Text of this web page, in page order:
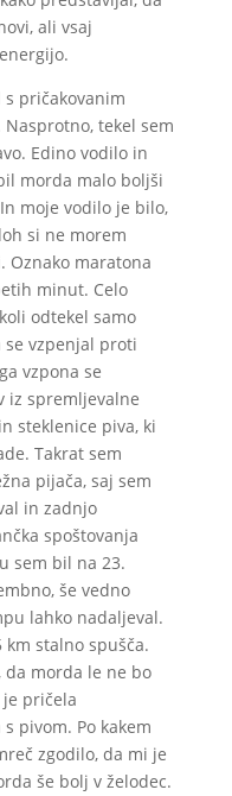
ali vsaj
pričakovanim
tekel sem
Edino vodilo in
morda malo boljši
moje vodilo je bilo,
si ne morem
Oznako maratona
minut. Celo
odtekel samo
se vzpenjal proti
vzpona se
iz spremljevalne
steklenice piva, ki
Takrat sem
pijača, saj sem
in zadnjo
spoštovanja
sem bil na 23.
še vedno
lahko nadaljeval.
km stalno spušča.
da morda le ne bo
je pričela
pivom. Po kakem
zgodilo, da mi je
še bolj v želodec.